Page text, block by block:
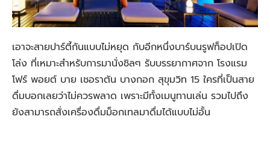
เอาจะสายปาร์ตี้กันแบบไม่หยุด กับอีกหนึ่งบาร์บนรูฟท็อปเปิด
โล่ง ที่เหมาะสำหรับการมานั่งชิลๆ รับบรรยากาศจาก โรงแรม
โฟร์ พอยต์ บาย เชอราตัน บางกอก สุขุมวิท 15 ใครที่เป็นสาย
ดื่มบอกเลยว่าไม่ควรพลาด เพราะมีทั้งเมนูทานเล่น รวมไปถึง
ยังสามารถสั่งเครื่องดื่มม็อกเทลมาดื่มได้แบบไม่อั้น